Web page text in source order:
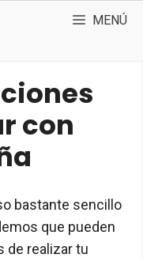
MENÚ
con
bastante sencillo
que pueden
de realizar tu